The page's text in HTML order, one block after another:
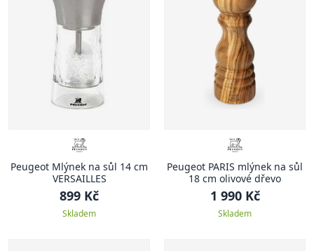
Peugeot Mlýnek na sůl 14 cm
VERSAILLES
899 Kč
Skladem
Peugeot PARIS mlýnek na sůl
18 cm olivové dřevo
1 990 Kč
Skladem